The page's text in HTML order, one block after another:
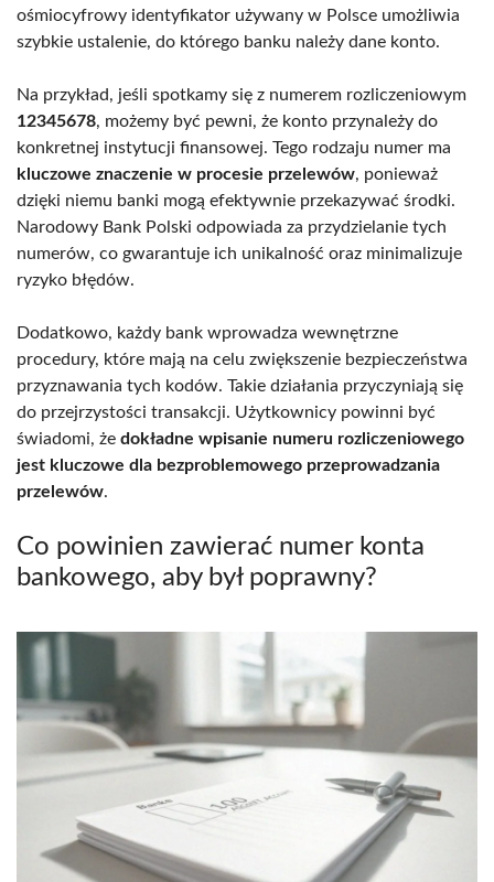
ośmiocyfrowy identyfikator używany w Polsce umożliwia
szybkie ustalenie, do którego banku należy dane konto.
Na przykład, jeśli spotkamy się z numerem rozliczeniowym
12345678, możemy być pewni, że konto przynależy do
konkretnej instytucji finansowej. Tego rodzaju numer ma
kluczowe znaczenie w procesie przelewów, ponieważ
dzięki niemu banki mogą efektywnie przekazywać środki.
Narodowy Bank Polski odpowiada za przydzielanie tych
numerów, co gwarantuje ich unikalność oraz minimalizuje
ryzyko błędów.
Dodatkowo, każdy bank wprowadza wewnętrzne
procedury, które mają na celu zwiększenie bezpieczeństwa
przyznawania tych kodów. Takie działania przyczyniają się
do przejrzystości transakcji. Użytkownicy powinni być
świadomi, że dokładne wpisanie numeru rozliczeniowego
jest kluczowe dla bezproblemowego przeprowadzania
przelewów.
Co powinien zawierać numer konta
bankowego, aby był poprawny?